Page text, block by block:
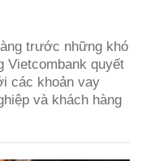
trước những khó
Vietcombank quyết
các khoản vay
và khách hàng